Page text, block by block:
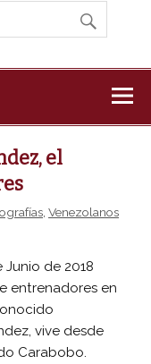
el
,Venezolanos
Junio de 2018
entrenadores en
vive desde
Carabobo.